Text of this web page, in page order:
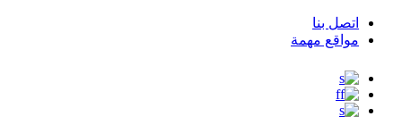
Top
Menu
اتصل بنا
مواقع مهمة